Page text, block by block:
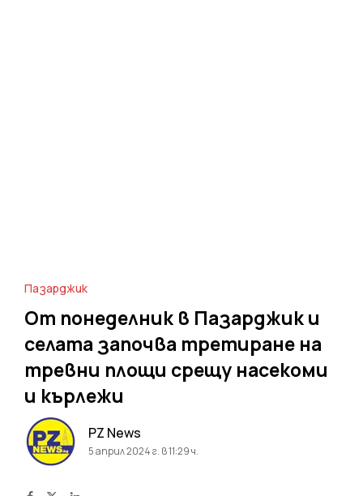
Пазарджик
От понеделник в Пазарджик и
селата започва третиране на
тревни площи срещу насекоми
и кърлежи
PZ News
5 април 2024 г. в 11:29 ч.